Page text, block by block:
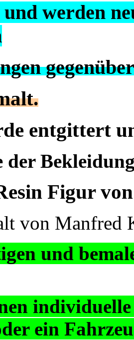
werden
entgittert
der
Figur
von Manfred
und
individuelle
ein